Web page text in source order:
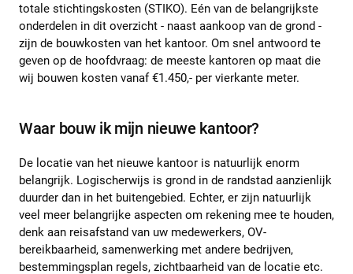
totale stichtingskosten (STIKO). Eén van de belangrijkste
onderdelen in dit overzicht - naast aankoop van de grond -
zijn de bouwkosten van het kantoor. Om snel antwoord te
geven op de hoofdvraag: de meeste kantoren op maat die
wij bouwen kosten vanaf €1.450,- per vierkante meter.
Waar bouw ik mijn nieuwe kantoor?
De locatie van het nieuwe kantoor is natuurlijk enorm
belangrijk. Logischerwijs is grond in de randstad aanzienlijk
duurder dan in het buitengebied. Echter, er zijn natuurlijk
veel meer belangrijke aspecten om rekening mee te houden,
denk aan reisafstand van uw medewerkers, OV-
bereikbaarheid, samenwerking met andere bedrijven,
bestemmingsplan regels, zichtbaarheid van de locatie etc.